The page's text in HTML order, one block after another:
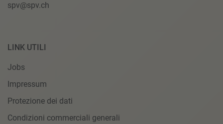
spv@spv.ch
LINK UTILI
Jobs
Impressum
Protezione dei dati
Condizioni commerciali generali